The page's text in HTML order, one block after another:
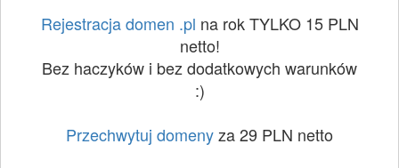
Rejestracja domen .pl na rok TYLKO 15 PLN
netto!
Bez haczyków i bez dodatkowych warunków
:)
Przechwytuj domenyza 29 PLN netto